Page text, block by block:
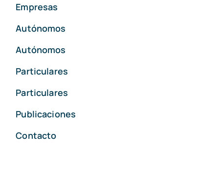
Empresas
Autónomos
Autónomos
Particulares
Particulares
Publicaciones
Contacto